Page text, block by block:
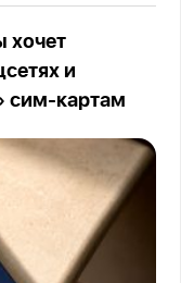
хочет
и
сим-картам